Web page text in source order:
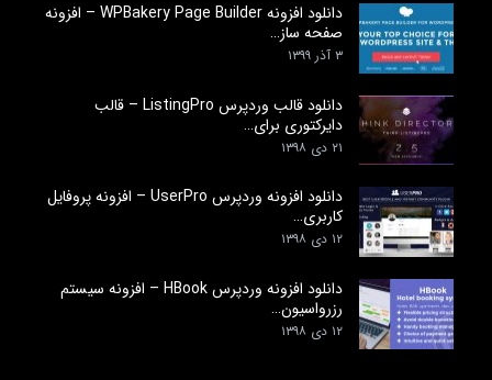
دانلود افزونه WPBakery Page Builder – افزونه
صفحه ساز…
۳ آذر ۱۳۹۹
دانلود قالب وردپرس ListingPro – قالب
دایرکتوری برای…
۲۱ دی ۱۳۹۸
دانلود افزونه وردپرس UserPro – افزونه پروفایل
کاربری…
۱۲ دی ۱۳۹۸
دانلود افزونه وردپرس HBook – افزونه سیستم
رزرواسیون…
۱۲ دی ۱۳۹۸